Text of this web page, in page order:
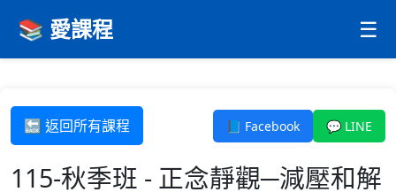
📚 愛課程 ☰
🔙 返回所有課程 📘 Facebook 💬 LINE
115-秋季班 - 正念靜觀─減壓和解